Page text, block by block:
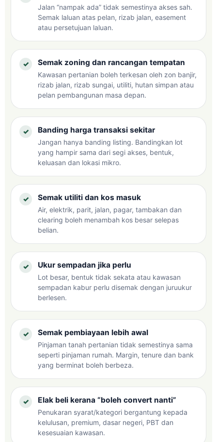
Jalan “nampak ada” tidak semestinya akses sah.
Semak laluan atas pelan, rizab jalan, easement
atau persetujuan laluan.
Semak zoning dan rancangan tempatan
Kawasan pertanian boleh terkesan oleh zon banjir,
rizab jalan, rizab sungai, utiliti, hutan simpan atau
pelan pembangunan masa depan.
Banding harga transaksi sekitar
Jangan hanya banding listing. Bandingkan lot
yang hampir sama dari segi akses, bentuk,
keluasan dan lokasi mikro.
Semak utiliti dan kos masuk
Air, elektrik, parit, jalan, pagar, tambakan dan
clearing boleh menambah kos besar selepas
belian.
Ukur sempadan jika perlu
Lot besar, bentuk tidak sekata atau kawasan
sempadan kabur perlu disemak dengan juruukur
berlesen.
Semak pembiayaan lebih awal
Pinjaman tanah pertanian tidak semestinya sama
seperti pinjaman rumah. Margin, tenure dan bank
yang berminat boleh berbeza.
Elak beli kerana “boleh convert nanti”
Penukaran syarat/kategori bergantung kepada
kelulusan, premium, dasar negeri, PBT dan
kesesuaian kawasan.